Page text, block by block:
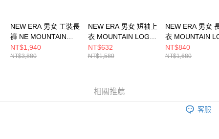
NEW ERA 男女 工裝長
褲 NE MOUNTAIN
LOGO NEW ERA
NE14148935
NT$1,940
NT$3,880
NEW ERA 男女 短袖上
衣 MOUNTAIN LOGO
NEW ERA
NE13957269
NT$632
NT$1,580
NEW ERA 男女
衣 MOUNTAIN
NEW ERA
NE13957295
NT$840
NT$1,680
相關推薦
客服